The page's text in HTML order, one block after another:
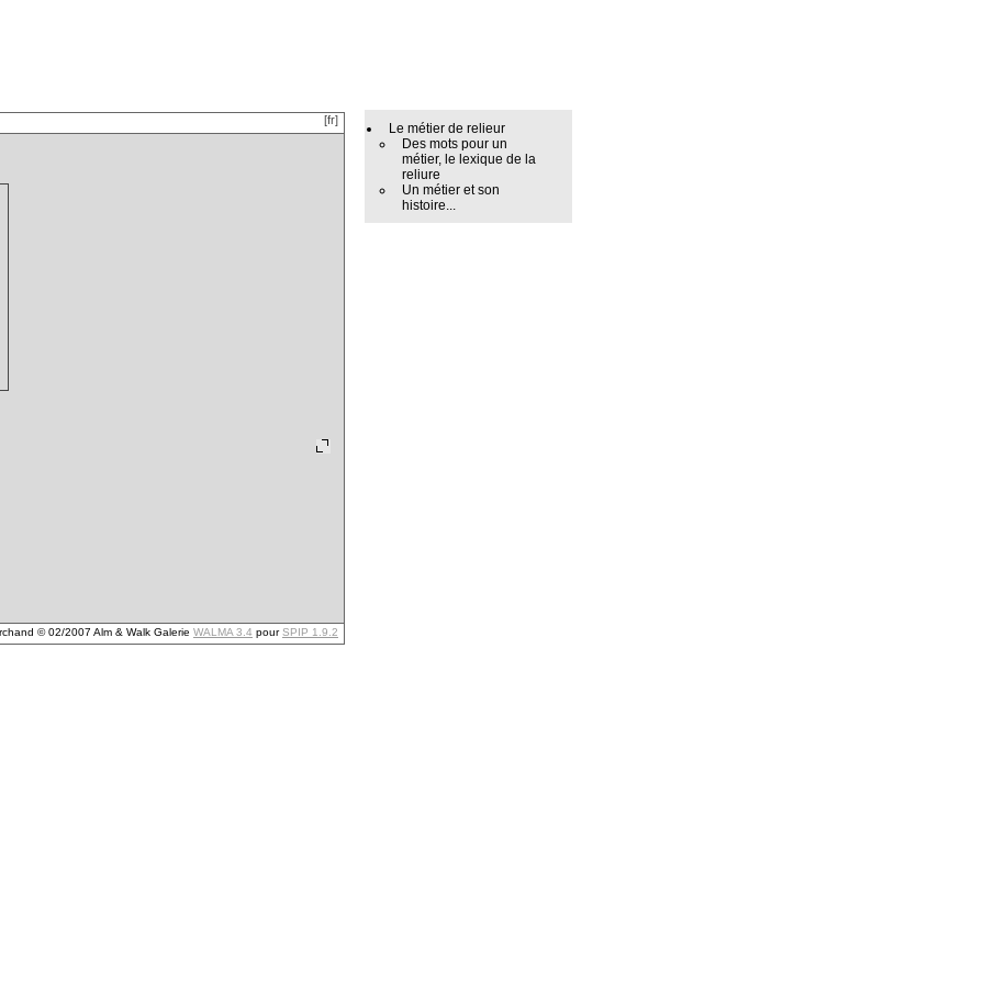
Le métier de relieur
Des mots pour un
métier, le lexique de la
reliure
Un métier et son
histoire...
[fr]
© 02/2007 Alm & Walk Galerie WALMA 3.4 pourSPIP 1.9.2